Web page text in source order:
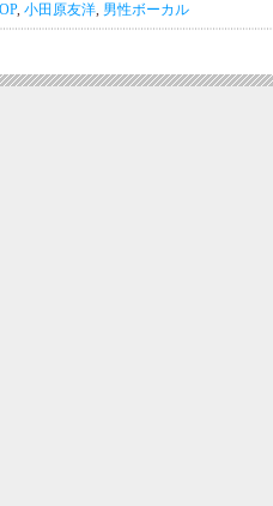
, 小田原友洋, 男性ボーカル